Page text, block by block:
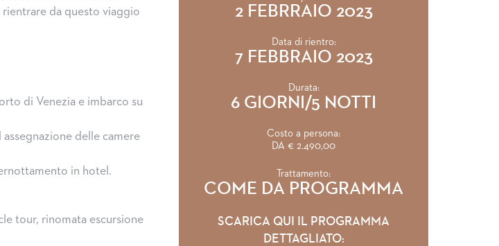
da questo viaggio
di Venezia e imbarco su
delle camere
in hotel.
tour, rinomata escursione
2 FEBRRAIO 2023
Data di rientro:
7 FEBBRAIO 2023
Durata:
6 GIORNI/5 NOTTI
Costo a persona:
DA € 2.490,00
Trattamento:
COME DA PROGRAMMA
SCARICA QUI IL PROGRAMMA
DETTAGLIATO: